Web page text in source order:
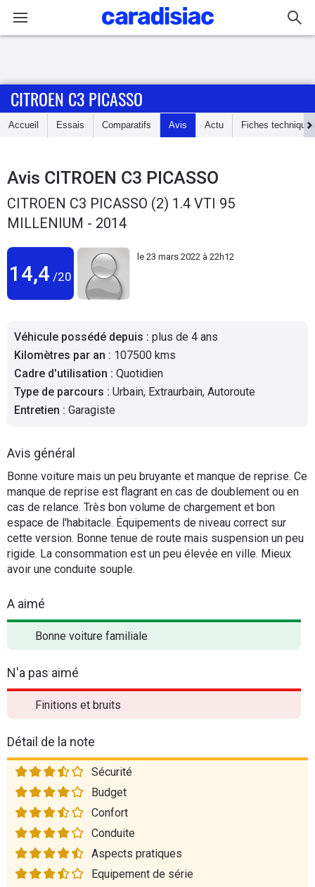
Accueil
Essais
Guide
d'achat
Utilitaires
Flottes
Auto
Services
Moto
Marques
CITROEN C3 PICASSO
Accueil Essais Comparatifs Avis Actu Fiches techniques
Avis CITROEN C3 PICASSO
CITROEN C3 PICASSO (2) 1.4 VTI 95
MILLENIUM - 2014
14,4 /20
le 23 mars 2022 à 22h12
Véhicule possédé depuis : plus de 4 ans
Kilomètres par an : 107500 kms
Cadre d'utilisation : Quotidien
Type de parcours : Urbain, Extraurbain, Autoroute
Entretien : Garagiste
Avis général
Bonne voiture mais un peu bruyante et manque de reprise. Ce
manque de reprise est flagrant en cas de doublement ou en
cas de relance. Très bon volume de chargement et bon
espace de l'habitacle. Équipements de niveau correct sur
cette version. Bonne tenue de route mais suspension un peu
rigide. La consommation est un peu élevée en ville. Mieux
avoir une conduite souple.
A aimé
Bonne voiture familiale
N'a pas aimé
Finitions et bruits
Détail de la note
Sécurité
Budget
Confort
Conduite
Aspects pratiques
Equipement de série